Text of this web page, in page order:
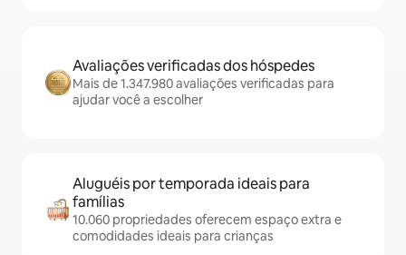
Avaliações verificadas dos hóspedes
Mais de 1.347.980 avaliações verificadas para
ajudar você a escolher
Aluguéis por temporada ideais para
famílias
10.060 propriedades oferecem espaço extra e
comodidades ideais para crianças